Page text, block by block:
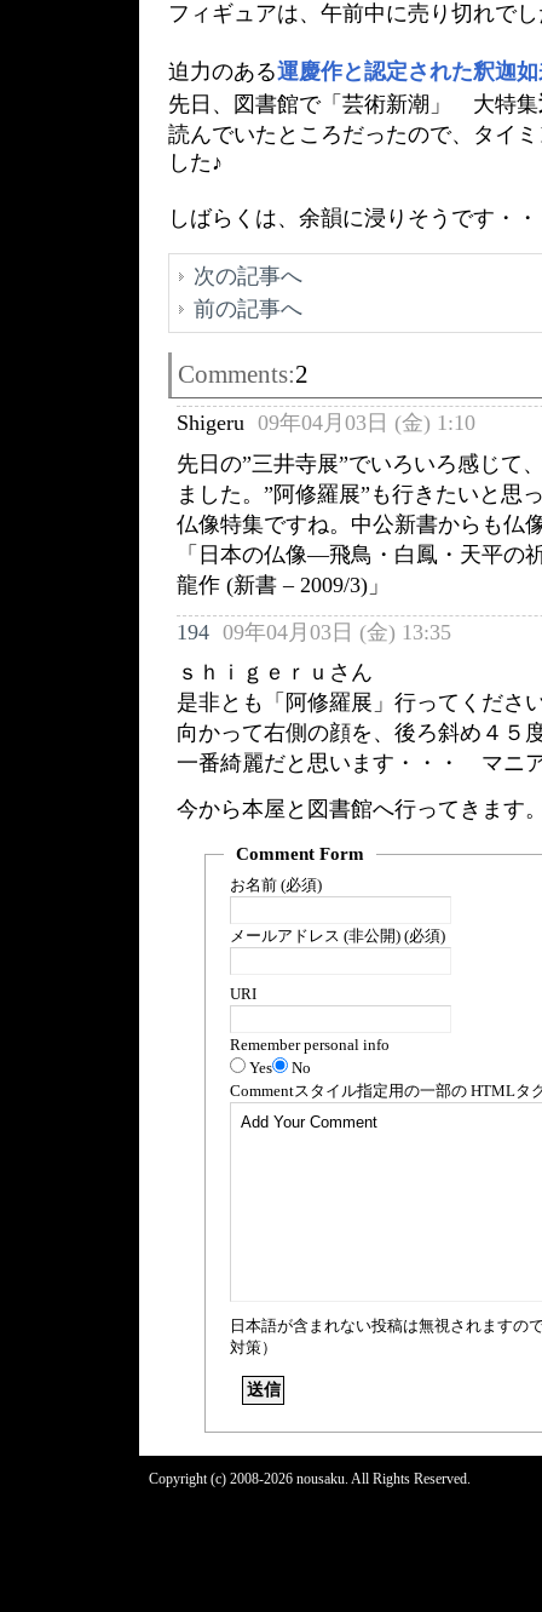
フィギュアは、午前中に売り切れで
迫力のある運慶作と認定された釈迦
先日、図書館で「芸術新潮」 大特集
読んでいたところだったので、タイ
した♪
しばらくは、余韻に浸りそうです・
次の記事へ
前の記事へ
Comments:2
Shigeru 09年04月03日 (金) 1:10
先日の”三井寺展”でいろいろ感じて
ました。”阿修羅展”も行きたいと思
仏像特集ですね。中公新書からも仏
「日本の仏像―飛鳥・白鳳・天平の
龍作 (新書 – 2009/3)」
194 09年04月03日 (金) 13:35
ｓｈｉｇｅｒｕさん
是非とも「阿修羅展」行ってくださ
向かって右側の顔を、後ろ斜め４５
一番綺麗だと思います・・・ マニ
今から本屋と図書館へ行ってきます
Comment Form
お名前 (必須)
メールアドレス (非公開) (必須)
URI
Remember personal info
Yes
No
Commentスタイル指定用の一部の HTMLタ
日本語が含まれない投稿は無視されますの
対策）
Copyright (c) 2008-2026 nousaku. All Rights Reserved.